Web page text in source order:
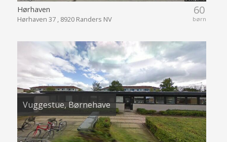
60
børn
Hørhaven
Hørhaven 37 , 8920 Randers NV
Vuggestue, Børnehave